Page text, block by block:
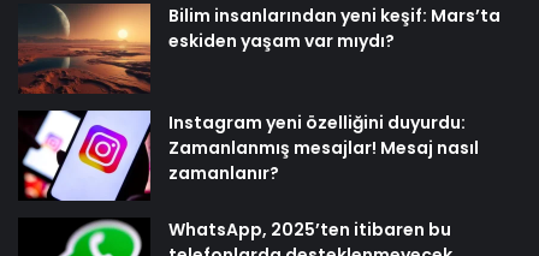
Bilim insanlarından yeni keşif: Mars’ta
eskiden yaşam var mıydı?
Instagram yeni özelliğini duyurdu:
Zamanlanmış mesajlar! Mesaj nasıl
zamanlanır?
WhatsApp, 2025’ten itibaren bu